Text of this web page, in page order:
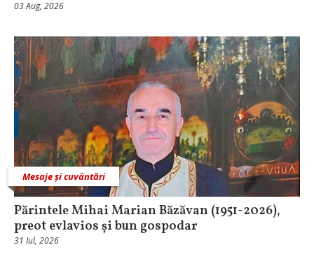
03 Aug, 2026
Mesaje și cuvântări
Părintele Mihai Marian Băzăvan (1951-2026),
preot evlavios și bun gospodar
31 Iul, 2026